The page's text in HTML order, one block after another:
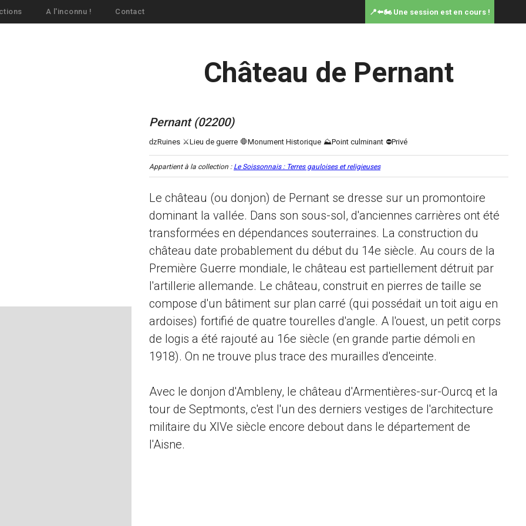
A l'inconnu ! Contact 📍⬅️🏍️ Une session est en cours !
Château de Pernant
Pernant (02200)
Appartient à la collection : Le Soissonnais : Terres gauloises et religieuses
Le château (ou donjon) de Pernant se dresse sur un promontoire
dominant la vallée. Dans son sous-sol, d'anciennes carrières ont été
transformées en dépendances souterraines. La construction du
château date probablement du début du 14e siècle. Au cours de la
Première Guerre mondiale, le château est partiellement détruit par
l'artillerie allemande. Le château, construit en pierres de taille se
compose d'un bâtiment sur plan carré (qui possédait un toit aigu en
ardoises) fortifié de quatre tourelles d'angle. A l'ouest, un petit corps
de logis a été rajouté au 16e siècle (en grande partie démoli en
1918). On ne trouve plus trace des murailles d'enceinte.
Avec le donjon d'Ambleny, le château d'Armentières-sur-Ourcq et la
tour de Septmonts, c'est l'un des derniers vestiges de l'architecture
militaire du XIVe siècle encore debout dans le département de
l'Aisne.